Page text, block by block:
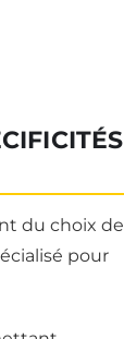
du choix de
pour